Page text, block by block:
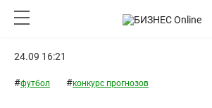
24.09 16:21
#футбол #конкурс прогнозов